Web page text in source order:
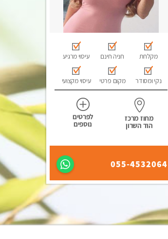
מקלחת חניה חינם עיסוי מרגיע
נקי ומסודר מקום פרטי עיסוי מקצועי
מחוז מרכז
הוד השרון
לפרטים
נוספים
055-4532064